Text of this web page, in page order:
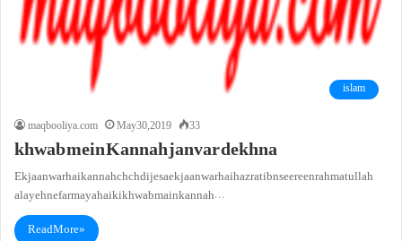
islam
maqbooliya.com
May 30, 2019 33
khwab mein Kannah janvar dekhna
Ek jaanwar haikannah chchdi jesa ek jaanwar hai hazrat ibn seereen rahmatullah
alayeh ne farmaya hai ki khwab main kannah…
Read More »